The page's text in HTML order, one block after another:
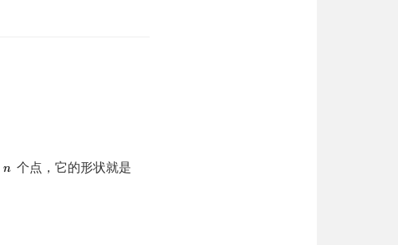
个点，它的形状就是